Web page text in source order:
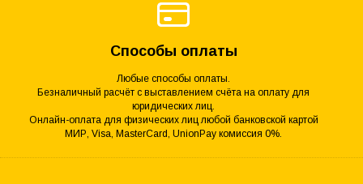
Способы оплаты
Любые способы оплаты.
Безналичный расчёт с выставлением счёта на оплату для
юридических лиц.
Онлайн-оплата для физических лиц любой банковской картой
МИР, Visa, MasterCard, UnionPay комиссия 0%.